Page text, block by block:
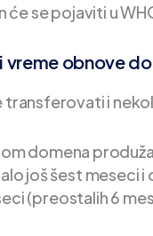
se pojaviti u
obnove
transferovati i
domena
još šest meseci
(preostalih 6